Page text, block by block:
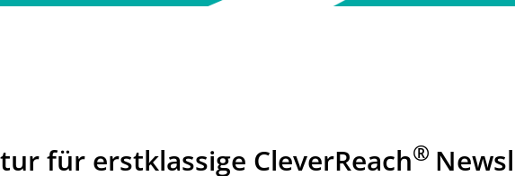
für erstklassige CleverReach®